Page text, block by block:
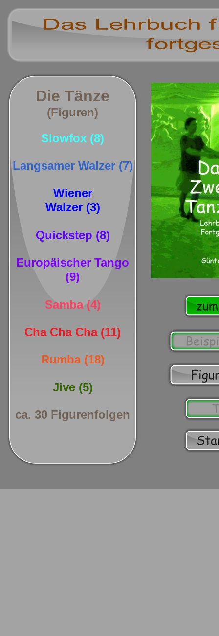
Die Tänze
(Figuren)
Slowfox (8)
Langsamer Walzer (7)
Wiener
Walzer (3)
Quickstep (8)
Europäischer Tango
(9)
Samba (4)
Cha Cha Cha (11)
Rumba (18)
Jive (5)
ca. 30 Figurenfolgen